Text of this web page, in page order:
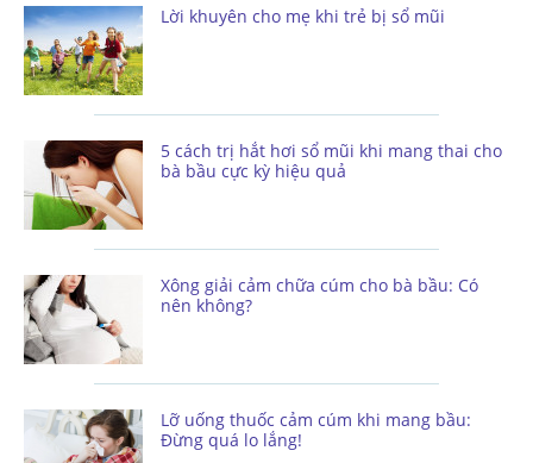
Lời khuyên cho mẹ khi trẻ bị sổ mũi
5 cách trị hắt hơi sổ mũi khi mang thai cho
bà bầu cực kỳ hiệu quả
Xông giải cảm chữa cúm cho bà bầu: Có
nên không?
Lỡ uống thuốc cảm cúm khi mang bầu:
Đừng quá lo lắng!